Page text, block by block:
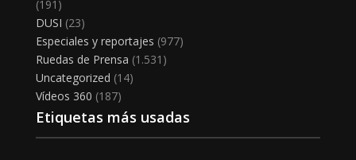
(191)
DUSI (23)
Especiales y reportajes (977)
Ruedas de Prensa (1.531)
Uncategorized (14)
Vídeos 360 (187)
Etiquetas más usadas